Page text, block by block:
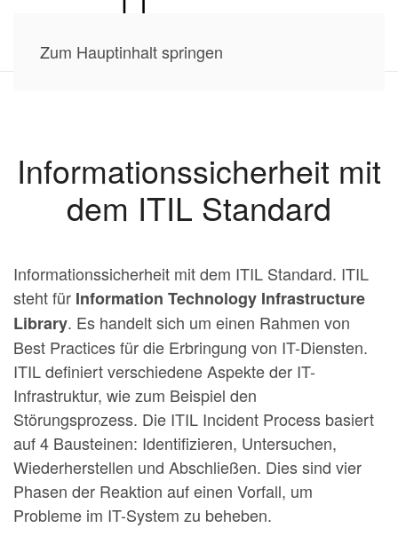
Zum Hauptinhalt springen
Informationssicherheit mit
dem ITIL Standard
Informationssicherheit mit dem ITIL Standard. ITIL
steht für Information Technology Infrastructure
Library. Es handelt sich um einen Rahmen von
Best Practices für die Erbringung von IT-Diensten.
ITIL definiert verschiedene Aspekte der IT-
Infrastruktur, wie zum Beispiel den
Störungsprozess. Die ITIL Incident Process basiert
auf 4 Bausteinen: Identifizieren, Untersuchen,
Wiederherstellen und Abschließen. Dies sind vier
Phasen der Reaktion auf einen Vorfall, um
Probleme im IT-System zu beheben.